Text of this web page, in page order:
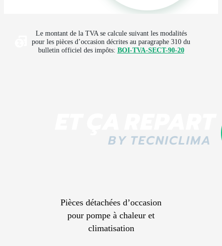
Le montant de la TVA se calcule suivant les modalités
pour les pièces d’occasion décrites au paragraphe 310 du
bulletin officiel des impôts: BOI-TVA-SECT-90-20
Pièces détachées d’occasion
pour pompe à chaleur et
climatisation